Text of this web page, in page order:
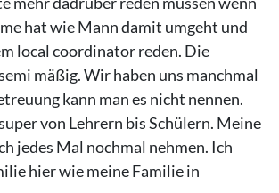
hat wie Mann damit umgeht und
local coordinator reden. Die
mäßig. Wir haben uns manchmal
kann man es nicht nennen.
von Lehrern bis Schülern. Meine
jedes Mal nochmal nehmen. Ich
hier wie meine Familie in